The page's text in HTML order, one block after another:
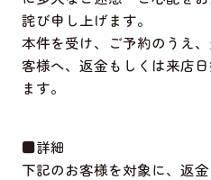
詫び申し上げます。
本件を受け、ご予約のうえ
客様へ、返金もしくは来店
ます。
■詳細
下記のお客様を対象に、返